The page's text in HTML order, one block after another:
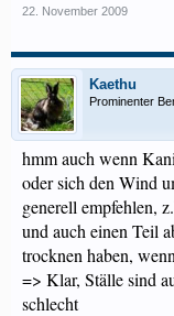
22. November 2009
Kaethu
Prominenter
hmm auch wenn
oder sich den Wind
generell empfehlen,
und auch einen Teil
trocknen haben,
=> Klar, Ställe sind
schlecht